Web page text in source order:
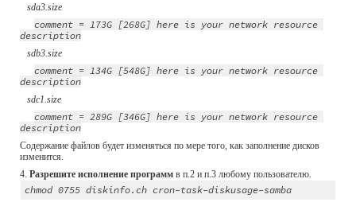
   sda3.size
comment = 173G [268G] here is your network resource
description
   sdb3.size
comment = 134G [548G] here is your network resource
description
   sdc1.size
comment = 289G [346G] here is your network resource
description
Содержание файлов будет изменяться по мере того, как заполнение дисков
изменится.
4. Разрешите исполнение программ в п.2 и п.3 любому пользователю.
chmod 0755 diskinfo.ch cron-task-diskusage-samba